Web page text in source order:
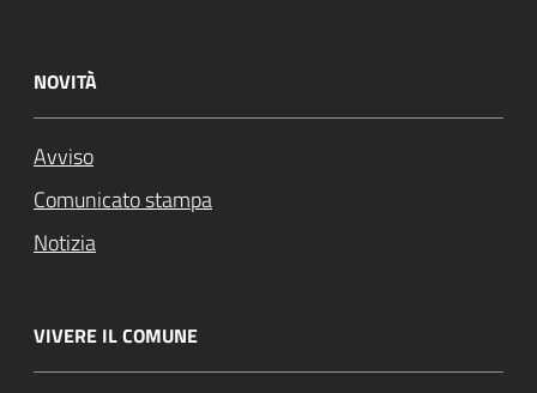
NOVITÀ
Avviso
Comunicato stampa
Notizia
VIVERE IL COMUNE